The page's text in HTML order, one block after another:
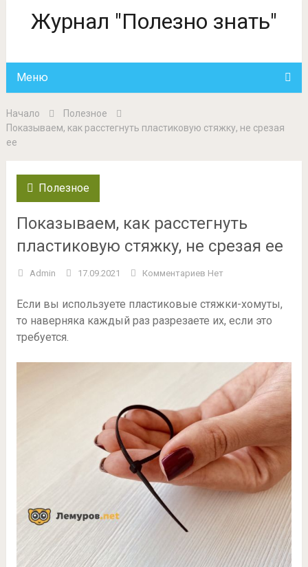
Журнал "Полезно знать"
Меню
Начало
Полезное
Показываем, как расстегнуть пластиковую стяжку, не срезая
ее
Полезное
Показываем, как расстегнуть
пластиковую стяжку, не срезая ее
Admin 17.09.2021 Комментариев Нет
Если вы используете пластиковые стяжки-хомуты,
то наверняка каждый раз разрезаете их, если это
требуется.